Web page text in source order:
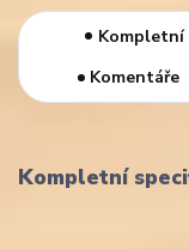
Kompletní
Komentáře
Kompletní